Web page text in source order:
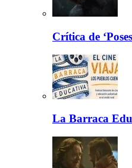
Crítica de
La Barraca